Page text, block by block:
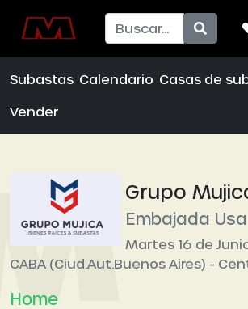
Subastas Calendario Casas de
Vender
Grupo
Embajada
Martes 16 de
CABA (Ciud.Aut.Buenos Aires) -
Home